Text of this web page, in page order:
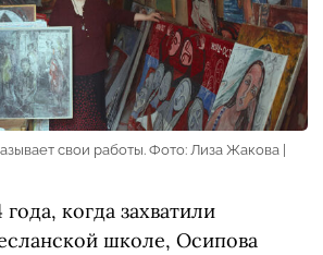
свои работы. Фото: Лиза Жакова |
когда захватили
школе, Осипова